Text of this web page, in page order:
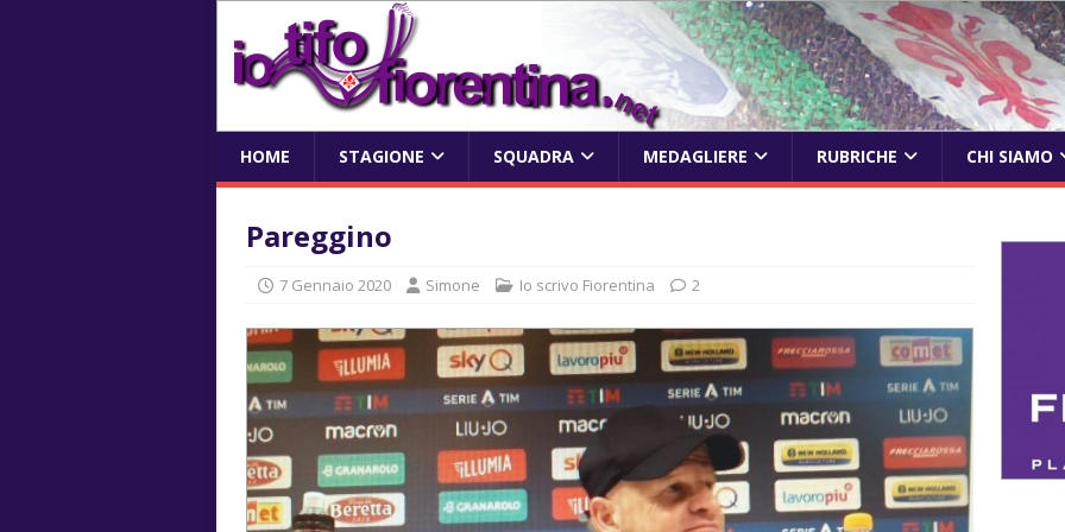
HOME STAGIONE SQUADRA MEDAGLIERE RUBRICHE CHI SIAMO
Pareggino
7 Gennaio 2020 Simone Io scrivo Fiorentina 2